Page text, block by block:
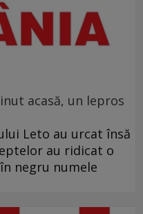
acasă, un lepros
Leto au urcat însă
au ridicat o
negru numele